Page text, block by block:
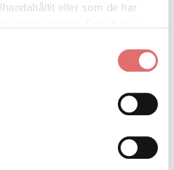
eller som de har